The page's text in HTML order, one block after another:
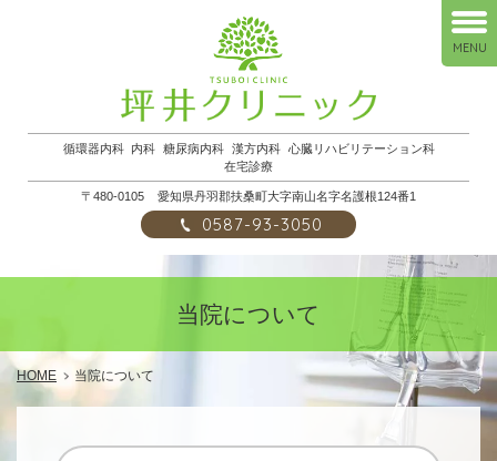
循環器内科 内科 糖尿病内科 漢方内科
心臓リハビリテーション科
在宅診療
〒480-0105 愛知県丹羽郡扶桑町大字南山名字名護根124番1
0587-93-3050
MENU
当院について
HOME 当院について